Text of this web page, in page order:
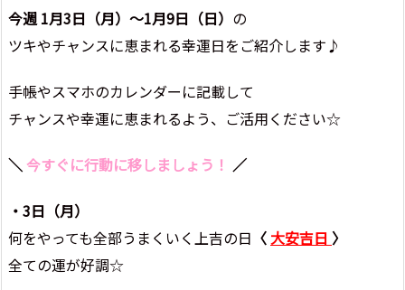
今週 1月3日（月）～1月9日（日） の
ツキやチャンスに恵まれる幸運日をご紹介します♪
手帳やスマホのカレンダーに記載して
チャンスや幸運に恵まれるよう、ご活用ください☆
＼ 今すぐに行動に移しましょう！ ／
・3日（月）
何をやっても全部うまくいく上吉の日 〈 大安吉日 〉
全ての運が好調☆